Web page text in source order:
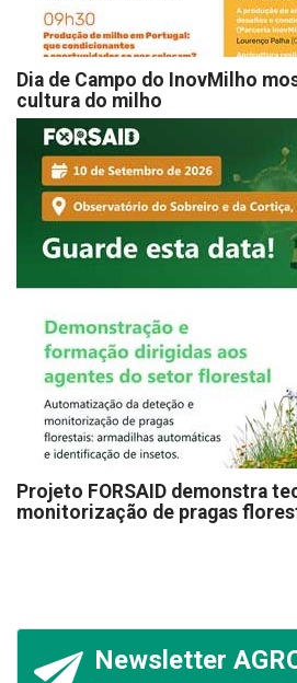
Dia de Campo do InovMilho
cultura do milho
Projeto FORSAID demonstra
monitorização de pragas
Newsletter